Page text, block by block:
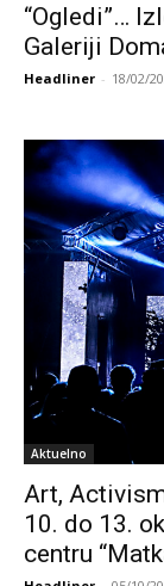
“Ogledi”…
Galeriji
Headliner - 18/02/
Aktuelno
Art,
10. do 13.
centru